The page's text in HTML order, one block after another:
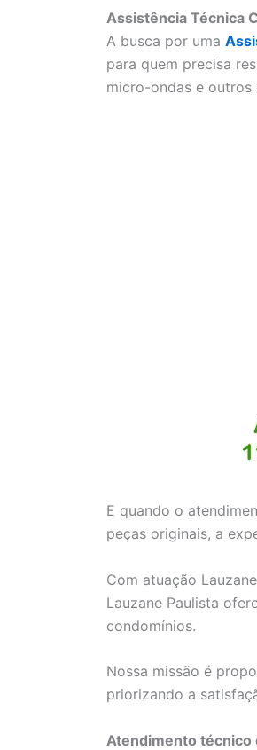
Assistência Técnica
A busca por uma
para quem precisa
micro-ondas e
E quando o
peças originais, a
Com atuação
Lauzane Paulista
condomínios.
Nossa missão é
priorizando a
Atendimento técnico